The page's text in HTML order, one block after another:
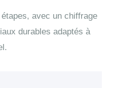
avec un chiffrage
durables adaptés à